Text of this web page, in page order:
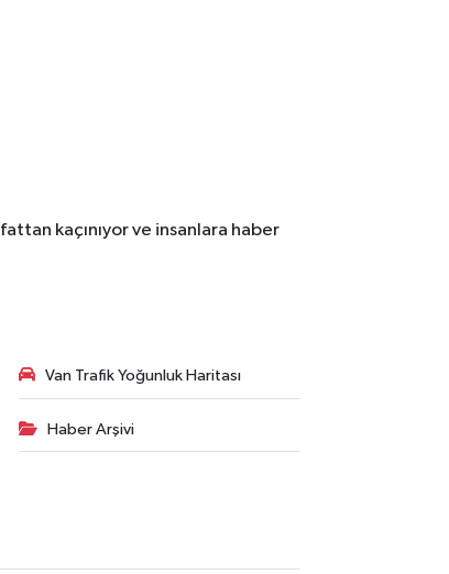
kaçınıyor ve insanlara haber
Van Trafik Yoğunluk Haritası
Haber Arşivi